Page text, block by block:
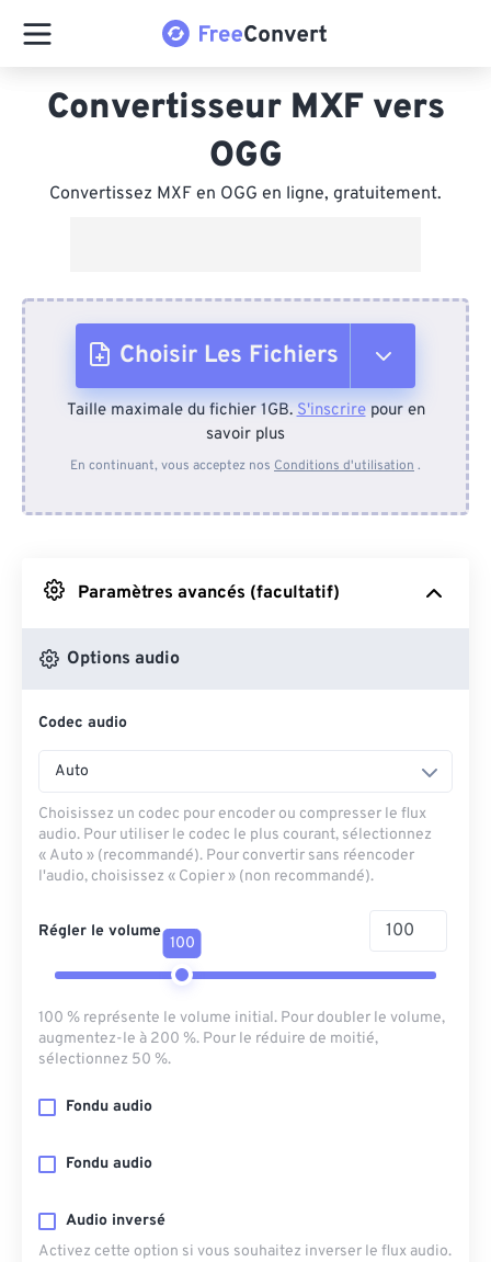
Convertisseur MXF vers
OGG
Convertissez MXF en OGG en ligne, gratuitement.
Choisir Les Fichiers
Depuis l'appareil
Depuis Google Drive
Depuis OneDrive
Taille maximale du fichier 1GB.S'inscrirepour en
savoir plus
En continuant, vous acceptez nos Conditions d'utilisation .
Paramètres avancés (facultatif)
Options audio
Codec audio
Auto
Choisissez un codec pour encoder ou compresser le flux
audio. Pour utiliser le codec le plus courant, sélectionnez
« Auto » (recommandé). Pour convertir sans réencoder
l'audio, choisissez « Copier » (non recommandé).
Régler le volume
100
100 % représente le volume initial. Pour doubler le volume,
augmentez-le à 200 %. Pour le réduire de moitié,
sélectionnez 50 %.
Fondu audio
Fondu audio
Audio inversé
Activez cette option si vous souhaitez inverser le flux audio.